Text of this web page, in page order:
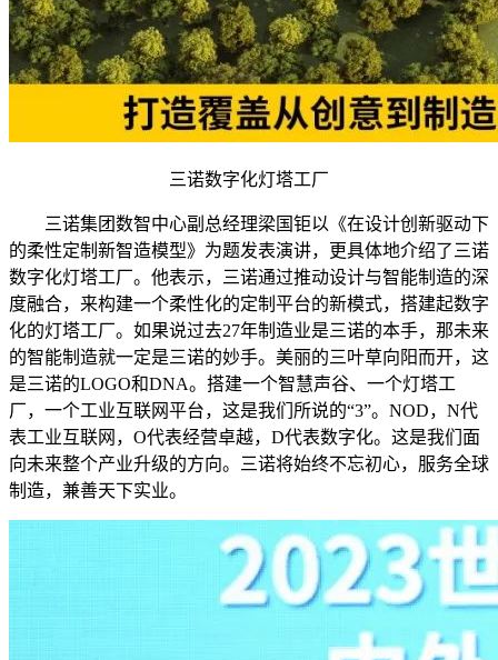
三诺数字化灯塔工厂
三诺集团数智中心副总经理梁国钜以《在设计创新驱动下
的柔性定制新智造模型》为题发表演讲，更具体地介绍了三诺
数字化灯塔工厂。他表示，三诺通过推动设计与智能制造的深
度融合，来构建一个柔性化的定制平台的新模式，搭建起数字
化的灯塔工厂。如果说过去27年制造业是三诺的本手，那未来
的智能制造就一定是三诺的妙手。美丽的三叶草向阳而开，这
是三诺的LOGO和DNA。搭建一个智慧声谷、一个灯塔工
厂，一个工业互联网平台，这是我们所说的“3”。NOD，N代
表工业互联网，O代表经营卓越，D代表数字化。这是我们面
向未来整个产业升级的方向。三诺将始终不忘初心，服务全球
制造，兼善天下实业。